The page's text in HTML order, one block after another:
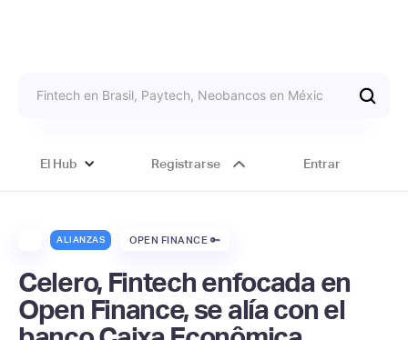
El Hub Registrarse Entrar
ALIANZAS OPEN FINANCE 🔑
Celero, Fintech enfocada en
Open Finance, se alía con el